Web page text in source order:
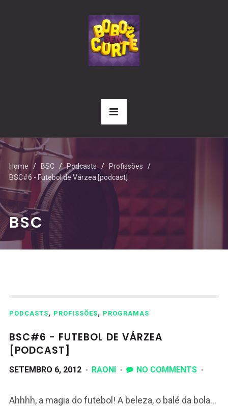
Home BSC Podcasts
Profissões
BSC#6 - Futebol de Várzea [podcast]
BSC
PODCASTS, PROFISSÕES, PROGRAMAS
BSC#6 - FUTEBOL DE VÁRZEA
[PODCAST]
SETEMBRO 6, 2012 RAONI NO COMMENTS
Ahhhh, a magia do futebol! A beleza, o balé da bola…